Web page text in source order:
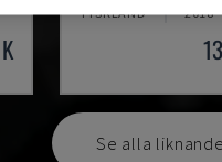
TYSKLAND 2018
Se alla